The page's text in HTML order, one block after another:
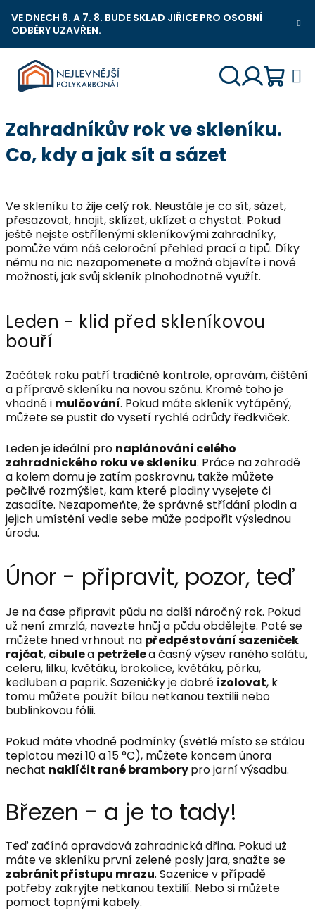
na
obsah
VE DNECH 6. A 7. 8. BUDE SKLAD JIŘICE PRO OSOBNÍ
ODBĚRY UZAVŘEN.
košík
Zahradníkův rok ve skleníku.
Co, kdy a jak sít a sázet
Ve skleníku to žije celý rok. Neustále je co sít, sázet,
přesazovat, hnojit, sklízet, uklízet a chystat. Pokud
ještě nejste ostřílenými skleníkovými zahradníky,
pomůže vám náš celoroční přehled prací a tipů. Díky
němu na nic nezapomenete a možná objevíte i nové
možnosti, jak svůj skleník plnohodnotně využít.
Leden - klid před skleníkovou
bouří
Začátek roku patří tradičně kontrole, opravám, čištění
a přípravě skleníku na novou szónu. Kromě toho je
vhodné i mulčování. Pokud máte skleník vytápěný,
můžete se pustit do vysetí rychlé odrůdy ředkviček.
Leden je ideální pro naplánování celého
zahradnického roku ve skleníku. Práce na zahradě
a kolem domu je zatím poskrovnu, takže můžete
pečlivě rozmýšlet, kam které plodiny vysejete či
zasadíte. Nezapomeňte, že správné střídání plodin a
jejich umístění vedle sebe může podpořit výslednou
úrodu.
Únor - připravit, pozor, teď
Je na čase připravit půdu na další náročný rok. Pokud
už není zmrzlá, navezte hnůj a půdu obdělejte. Poté se
můžete hned vrhnout na předpěstování sazeniček
rajčat, cibulea petrželea časný výsev raného salátu,
celeru, lilku, květáku, brokolice, květáku, pórku,
kedluben a paprik. Sazeničky je dobré izolovat, k
tomu můžete použít bílou netkanou textilii nebo
bublinkovou fólii.
Pokud máte vhodné podmínky (světlé místo se stálou
teplotou mezi 10 a 15 °C), můžete koncem února
nechat naklíčit rané bramborypro jarní výsadbu.
Březen - a je to tady!
Teď začíná opravdová zahradnická dřina. Pokud už
máte ve skleníku první zelené posly jara, snažte se
zabránit přístupu mrazu. Sazenice v případě
potřeby zakryjte netkanou textilií. Nebo si můžete
pomoct topnými kabely.
Nejlevnější Polykarbonát Chat